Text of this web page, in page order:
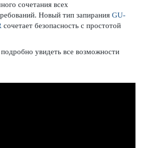
сочетания всех
Новый тип запирания GU-
сочетает безопасность с простотой
увидеть все возможности